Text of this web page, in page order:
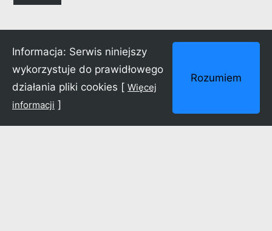
Dlaczego warto zapisać się na newsletter?
Poinformujemy Cię o nowościach
w repertuarze, wydarzeniach specjalnych
i innych aktywnościach realizowanych przez
Informacja: Serwis niniejszy
wykorzystuje do prawidłowego
działania pliki cookies [ Więcej
informacji ]
Rozumiem